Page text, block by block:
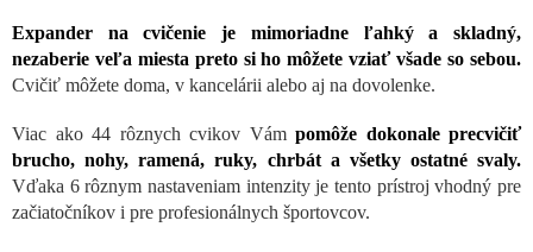
Expander na cvičenie je mimoriadne ľahký a skladný,
nezaberie veľa miesta preto si ho môžete vziať všade so sebou.
Cvičiť môžete doma, v kancelárii alebo aj na dovolenke.
Viac ako 44 rôznych cvikov Vám pomôže dokonale precvičiť
brucho, nohy, ramená, ruky, chrbát a všetky ostatné svaly.
Vďaka 6 rôznym nastaveniam intenzity je tento prístroj vhodný pre
začiatočníkov i pre profesionálnych športovcov.